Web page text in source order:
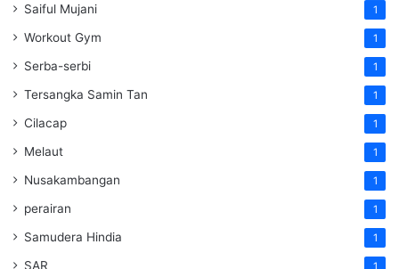
Saiful Mujani 1
Workout Gym 1
Serba-serbi 1
Tersangka Samin Tan 1
Cilacap 1
Melaut 1
Nusakambangan 1
perairan 1
Samudera Hindia 1
SAR 1